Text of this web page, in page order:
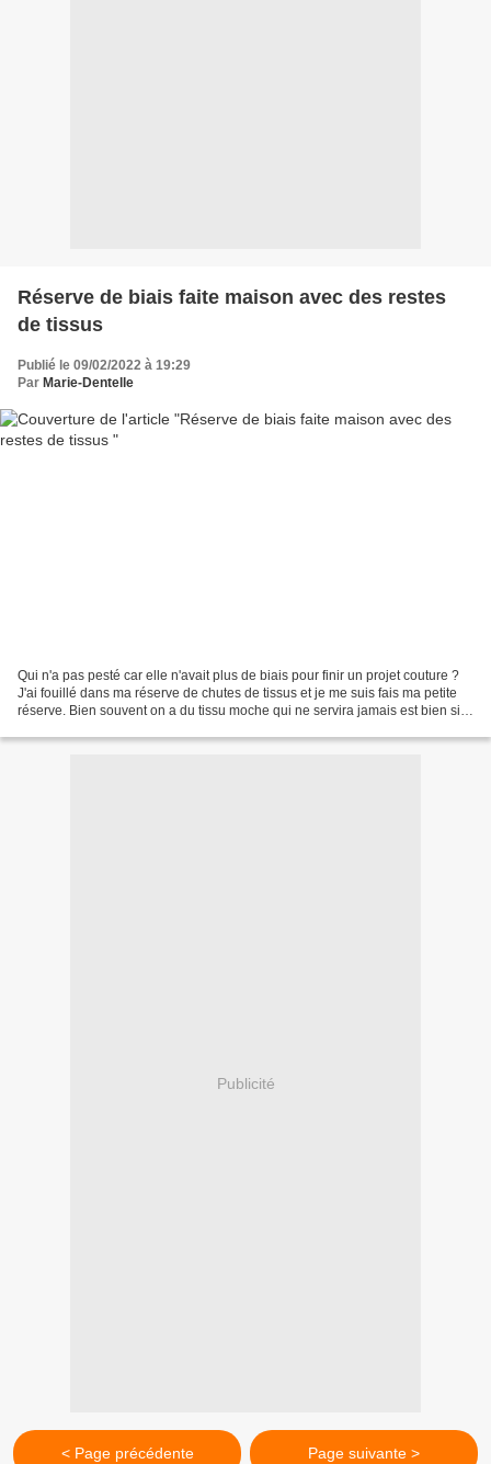
Réserve de biais faite maison avec des restes
de tissus
Publié le 09/02/2022 à 19:29
Par Marie-Dentelle
Qui n'a pas pesté car elle n'avait plus de biais pour finir un projet couture ?
J'ai fouillé dans ma réserve de chutes de tissus et je me suis fais ma petite
réserve. Bien souvent on a du tissu moche qui ne servira jamais est bien si
Publicité
< Page précédente Page suivante >